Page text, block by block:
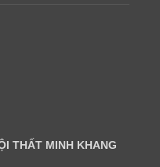
THẤT MINH KHANG